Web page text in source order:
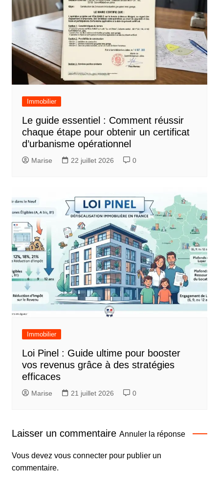
Immobilier
Le guide essentiel : Comment réussir
chaque étape pour obtenir un certificat
d’urbanisme opérationnel
Marise 22 juillet 2026 0
Immobilier
Loi Pinel : Guide ultime pour booster
vos revenus grâce à des stratégies
efficaces
Marise 21 juillet 2026 0
Laisser un commentaire Annuler la réponse
Vous devez vous connecterpour publier un
commentaire.